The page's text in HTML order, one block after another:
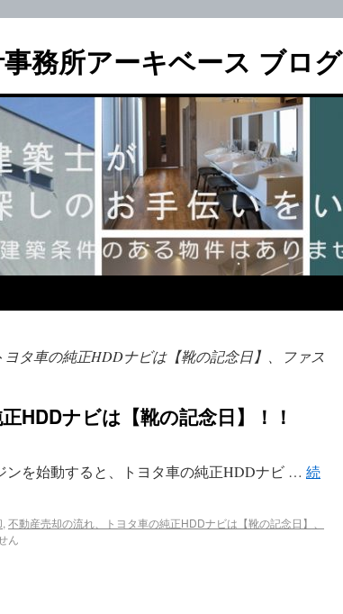
務所アーキベース ブログ
タ車の純正HDDナビは【靴の記念日】、ファス
HDDナビは【靴の記念日】！！
ンを始動すると、トヨタ車の純正HDDナビ … 続
, 不動産売却の流れ、トヨタ車の純正HDDナビは【靴の記念日】、
ん